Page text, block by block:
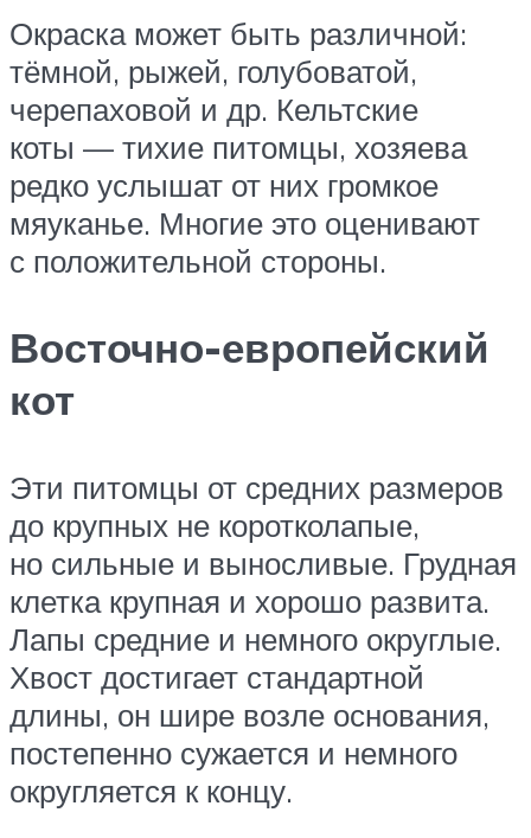
Окраска может быть различной:
тёмной, рыжей, голубоватой,
черепаховой и др. Кельтские
коты — тихие питомцы, хозяева
редко услышат от них громкое
мяуканье. Многие это оценивают
с положительной стороны.
Восточно-европейский
кот
Эти питомцы от средних размеров
до крупных не коротколапые,
но сильные и выносливые. Грудная
клетка крупная и хорошо развита.
Лапы средние и немного округлые.
Хвост достигает стандартной
длины, он шире возле основания,
постепенно сужается и немного
округляется к концу.